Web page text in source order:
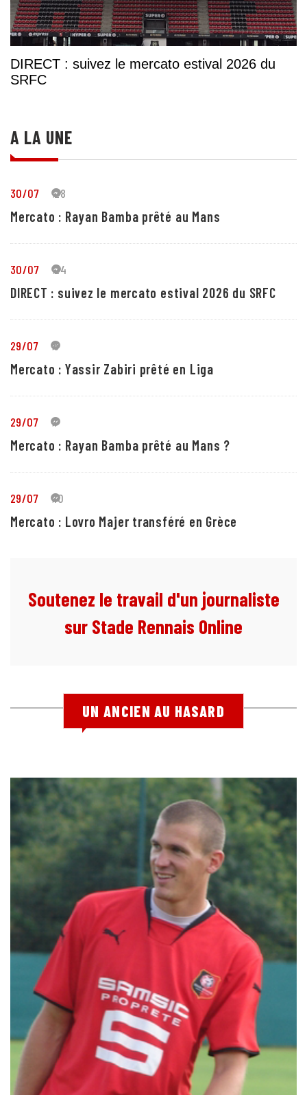
DIRECT : suivez le mercato estival 2026 du
SRFC
A LA UNE
30/07 28
Mercato : Rayan Bamba prêté au Mans
30/07 24
DIRECT : suivez le mercato estival 2026 du SRFC
29/07 5
Mercato : Yassir Zabiri prêté en Liga
29/07 1
Mercato : Rayan Bamba prêté au Mans ?
29/07 10
Mercato : Lovro Majer transféré en Grèce
Soutenez le travail d'un journaliste
sur Stade Rennais Online
UN ANCIEN AU HASARD